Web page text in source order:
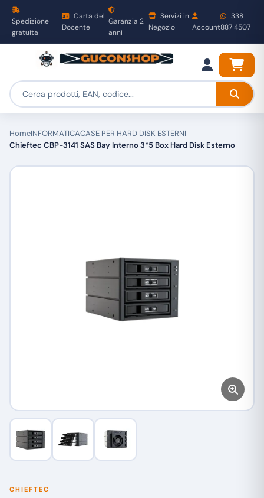
Spedizione
gratuita
Carta del
Docente
Garanzia 2
anni
Servizi in
Negozio
Account
338
887 4507
HomeINFORMATICACASE PER HARD DISK ESTERNI
Chieftec CBP-3141 SAS Bay Interno 3*5 Box Hard Disk Esterno
CHIEFTEC